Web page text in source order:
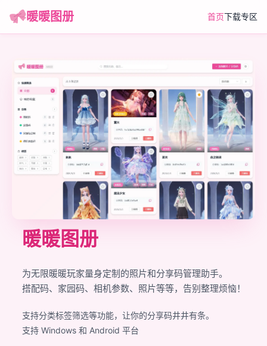
暖暖图册 首页下载专区
暖暖图册
为无限暖暖玩家量身定制的照片和分享码管理助手。
搭配码、家园码、相机参数、照片等等，告别整理烦恼！
支持分类标签筛选等功能，让你的分享码井井有条。
支持 Windows 和 Android 平台